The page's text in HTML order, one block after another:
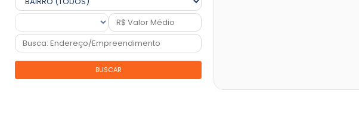
BUSCAR